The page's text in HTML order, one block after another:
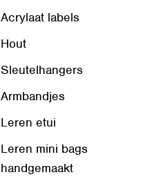
Acrylaat labels
Hout
Sleutelhangers
Armbandjes
Leren etui
Leren mini bags
handgemaakt